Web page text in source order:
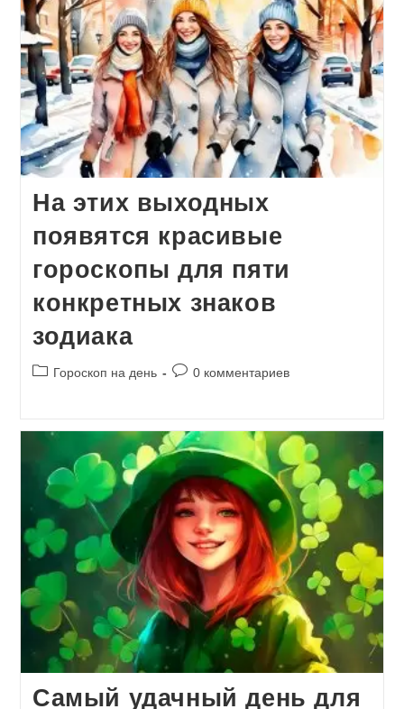
На этих выходных
появятся красивые
гороскопы для пяти
конкретных знаков
зодиака
Рубрика
Гороскоп на день
Комментарии
0 комментариев
Самый удачный день для